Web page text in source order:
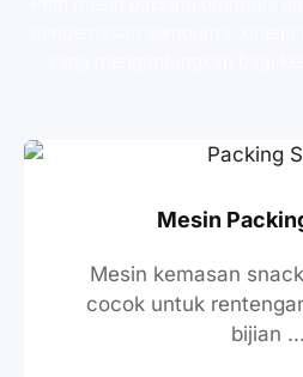
Mesin
Mesin kemasan
cocok untuk
bijian ...